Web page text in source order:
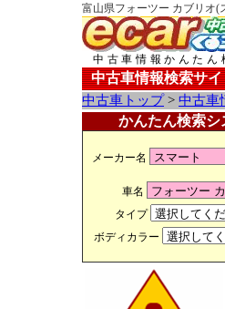
富山県フォーツー カブリオ(
中古車情報かんたん
中古車情報検索サイ
中古車トップ> 中古車
かんたん検索シ
メーカー名
車名
タイプ
ボディカラー